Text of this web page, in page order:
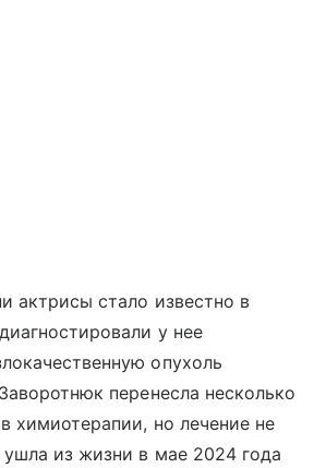
актрисы стало известно в
у нее
опухоль
перенесла несколько
химиотерапии, но лечение не
из жизни в мае 2024 года